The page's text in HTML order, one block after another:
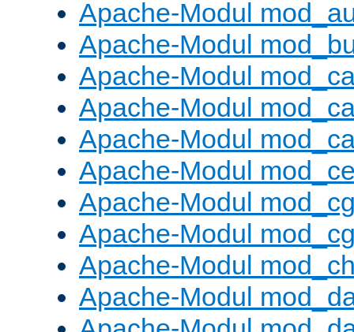
Apache-Modul
Apache-Modul
Apache-Modul
Apache-Modul
Apache-Modul
Apache-Modul
Apache-Modul
Apache-Modul
Apache-Modul
Apache-Modul